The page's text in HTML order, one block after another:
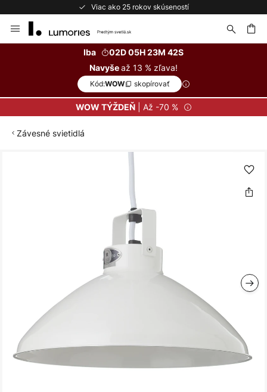
Viac ako 25 rokov skúseností
to
Iba
02D 05H 23M 41S
Navyšeaž 13 % zľava!
Kód:WOW skopírovať
WOW TÝŽDEŇ| Až -70 %
Závesné svietidlá